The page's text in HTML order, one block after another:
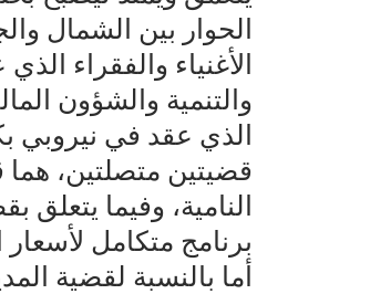
الأغنياء والفقراء
والتنمية والشؤون
قضيتين متصلتين، هما
النامية، وفيما يتعلق
برنامج متكامل لأسعار
أما بالنسبة لقضية